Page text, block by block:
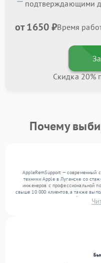
подтверждающими
от 1650 ₽Время
Скидка 20%
Почему
AppleRemSupport — современный
техники Apple в Луганске со
инженеров с профессиональной
свыше 10 000 клиентов, а также
Ежемесячно в сервисный центр
устраняем поломки любой